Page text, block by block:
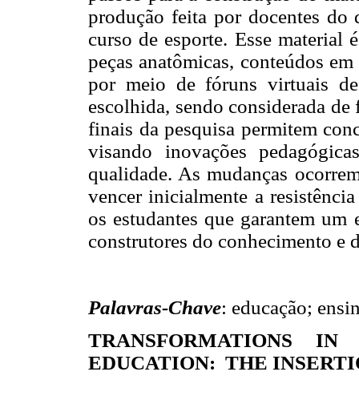
produção feita por docentes do
curso de esporte. Esse
peças anatômicas, conteúdos
por meio de fóruns virtuais
escolhida, sendo considerada
finais da pesquisa permitem
visando inovações
qualidade. As mudanças
vencer inicialmente a
os estudantes que garantem
construtores do conhecimento e
Palavras-Chave: educação;
TRANSFORMATIONS
EDUCATION: THE